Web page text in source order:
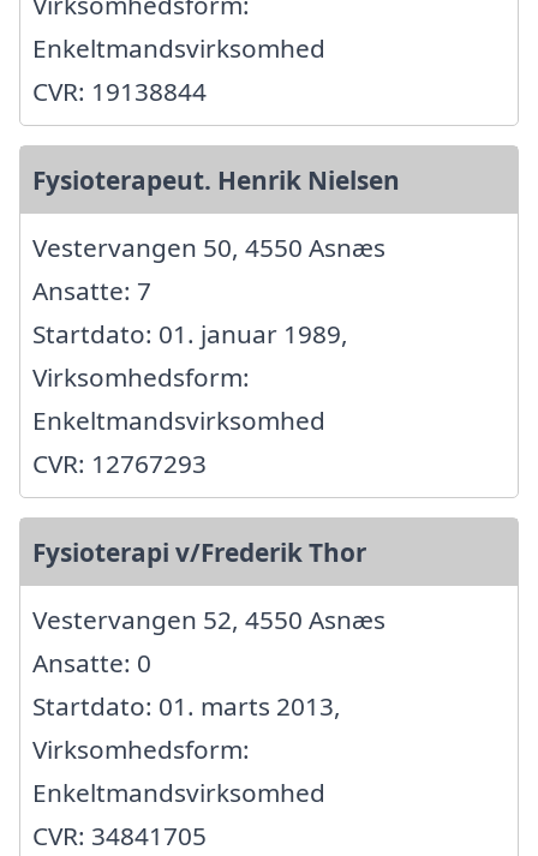
Enkeltmandsvirksomhed
CVR: 19138844
Fysioterapeut. Henrik Nielsen
Vestervangen 50, 4550 Asnæs
Ansatte: 7
Startdato: 01. januar 1989,
Virksomhedsform:
Enkeltmandsvirksomhed
CVR: 12767293
Fysioterapi v/Frederik Thor
Vestervangen 52, 4550 Asnæs
Ansatte: 0
Startdato: 01. marts 2013,
Virksomhedsform:
Enkeltmandsvirksomhed
CVR: 34841705